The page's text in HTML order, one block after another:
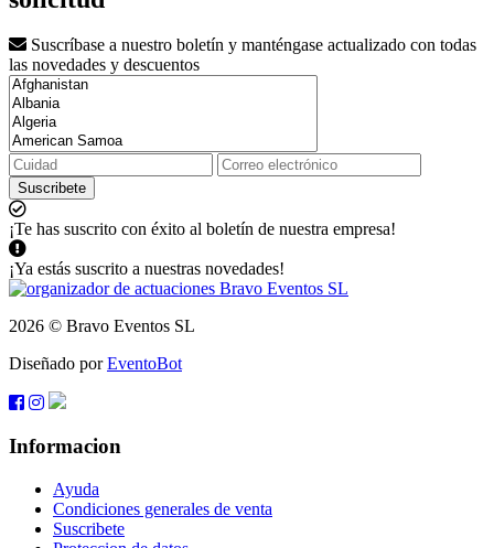
Suscríbase a nuestro boletín y manténgase actualizado con todas
las novedades y descuentos
Suscribete
¡Te has suscrito con éxito al boletín de nuestra empresa!
¡Ya estás suscrito a nuestras novedades!
2026 © Bravo Eventos SL
Diseñado porEventoBot
Informacion
Ayuda
Condiciones generales de venta
Suscribete